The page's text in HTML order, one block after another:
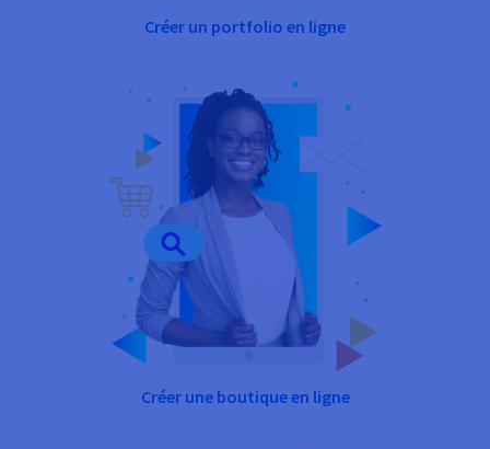
Créer un portfolio en ligne
Créer une boutique en ligne